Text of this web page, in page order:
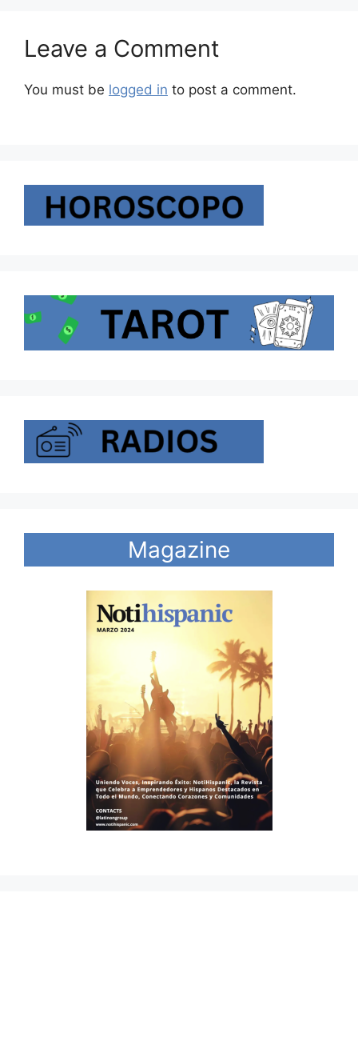
Leave a Comment
You must be logged in to post a comment.
Magazine